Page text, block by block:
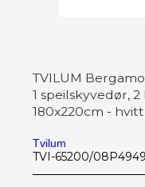
TVILUM
1 speilskyvedør,
180x220cm -
Tvilum
TVI-65200/